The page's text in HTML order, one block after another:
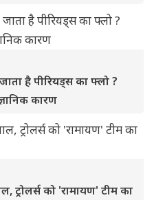
है पीरियड्स का फ्लो ?
कारण
को 'रामायण' टीम का